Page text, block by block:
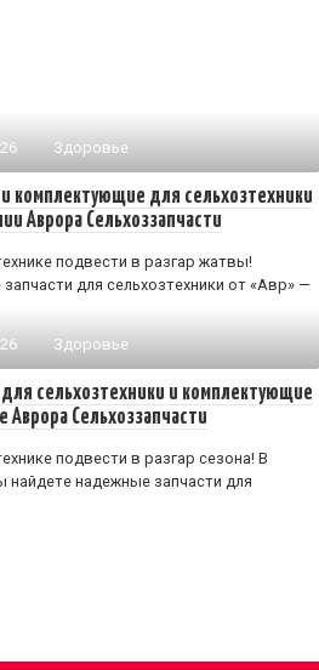
Здоровье
комплектующие для сельхозтехники
Аврора Сельхоззапчасти
подвести в разгар жатвы!
для сельхозтехники от «Авр» —
Здоровье
сельхозтехники и комплектующие
Аврора Сельхоззапчасти
подвести в разгар сезона! В
надежные запчасти для